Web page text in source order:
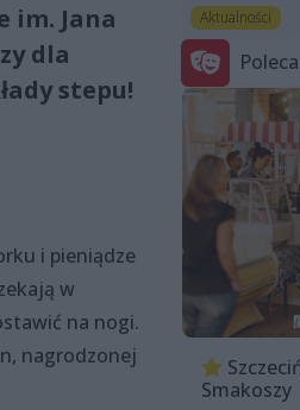
im. Jana
dla
stepu!
i pieniądze
w
na nogi.
nagrodzonej
Aktualności
Smakoszy